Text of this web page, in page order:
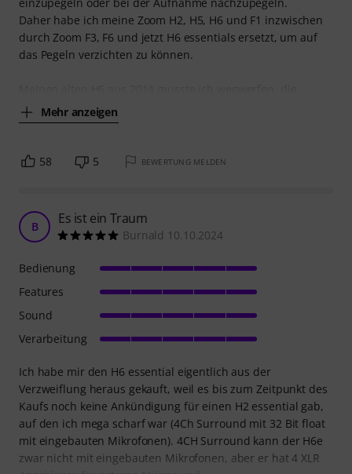
Daher habe ich meine Zoom H2, H5, H6 und F1 inzwischen
durch Zoom F3, F6 und jetzt H6 essentials ersetzt, um auf
das Pegeln verzichten zu können.
Mehr anzeigen
58 5 BEWERTUNG MELDEN
B Es ist ein Traum
Burnald 10.10.2024
Ich habe mir den H6 essential eigentlich aus der
Verzweiflung heraus gekauft, weil es bis zum Zeitpunkt des
Kaufs noch keine Ankündigung für einen H2 essential gab,
auf den ich mega scharf war (4Ch Surround mit 32 Bit float
mit eingebauten Mikrofonen). 4CH Surround kann der H6e
zwar nicht mit eingebauten Mikrofonen, aber er hat 4 XLR
Bedienung
Features
Sound
Verarbeitung